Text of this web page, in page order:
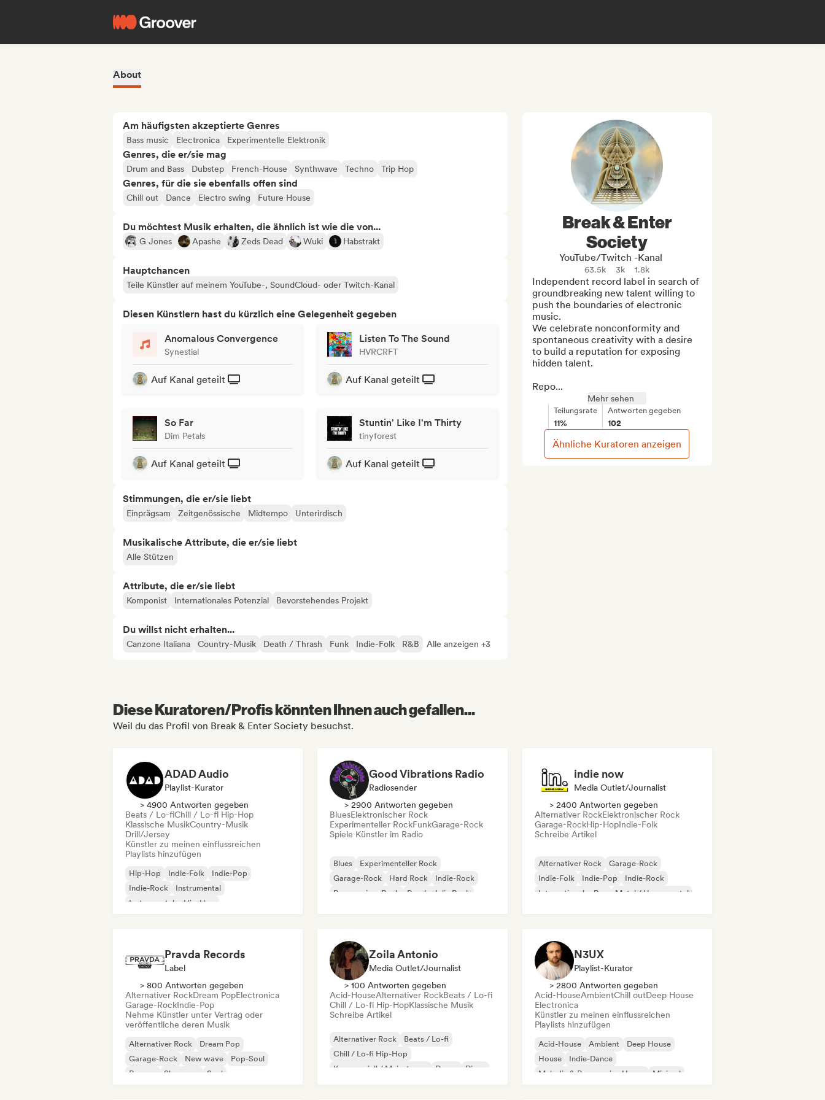
About
Am häufigsten akzeptierte Genres
Bass music Electronica Experimentelle Elektronik
Genres, die er/sie mag
Drum and Bass Dubstep French-House Synthwave Techno Trip Hop
Genres, für die sie ebenfalls offen sind
Chill out Dance Electro swing Future House
Du möchtest Musik erhalten, die ähnlich ist wie die von...
G Jones Apashe Zeds Dead Wuki Habstrakt
Hauptchancen
Teile Künstler auf meinem YouTube-, SoundCloud- oder Twitch-Kanal
Diesen Künstlern hast du kürzlich eine Gelegenheit gegeben
Anomalous Convergence
Synestial
Auf Kanal geteilt
Listen To The Sound
HVRCRFT
Auf Kanal geteilt
So Far
Dim Petals
Auf Kanal geteilt
Stuntin' Like I'm Thirty
tinyforest
Auf Kanal geteilt
Stimmungen, die er/sie liebt
Einprägsam Zeitgenössische Midtempo Unterirdisch
Musikalische Attribute, die er/sie liebt
Alle Stützen
Attribute, die er/sie liebt
Komponist Internationales Potenzial Bevorstehendes Projekt
Du willst nicht erhalten...
Canzone Italiana Country-Musik Death / Thrash Funk Indie-Folk R&B Alle anzeigen +3
Break & Enter
Society
YouTube/Twitch -Kanal
63.5k 3k 1.8k
Independent record label in search of
groundbreaking new talent willing to
push the boundaries of electronic
music.
We celebrate nonconformity and
spontaneous creativity with a desire
to build a reputation for exposing
hidden talent.
Repo...
Mehr sehen
Teilungsrate
11%
Antworten gegeben
102
Ähnliche Kuratoren anzeigen
Diese Kuratoren/Profis könnten Ihnen auch gefallen...
Weil du das Profil von Break & Enter Society besuchst.
ADAD Audio
Playlist-Kurator
> 4900 Antworten gegeben
Beats / Lo-fiChill / Lo-fi Hip-Hop
Klassische MusikCountry-Musik
Drill/Jersey
Künstler zu meinen einflussreichen
Playlists hinzufügen
Hip-Hop Indie-Folk
Indie-Pop
Indie-Rock
Instrumental
Instrumentaler Hip-Hop
Good Vibrations Radio
Radiosender
> 2900 Antworten gegeben
BluesElektronischer Rock
Experimenteller RockFunkGarage-Rock
Spiele Künstler im Radio
Blues
Experimenteller Rock
Garage-Rock
Hard Rock
Indie-Rock
Progressiver Rock
Psychedelic Rock
indie now
Media Outlet/Journalist
> 2400 Antworten gegeben
Alternativer RockElektronischer Rock
Garage-RockHip-HopIndie-Folk
Schreibe Artikel
Alternativer Rock
Garage-Rock
Indie-Folk
Indie-Pop
Indie-Rock
Internationaler Rap
Metal / Heavy metal
Pravda Records
Label
> 800 Antworten gegeben
Alternativer RockDream PopElectronica
Garage-RockIndie-Pop
Nehme Künstler unter Vertrag oder
veröffentliche deren Musik
Alternativer Rock
Dream Pop
Garage-Rock
New wave
Pop-Soul
Reggae
Shoegaze Soul
Zoila Antonio
Media Outlet/Journalist
> 100 Antworten gegeben
Acid-HouseAlternativer RockBeats / Lo-fi
Chill / Lo-fi Hip-HopKlassische Musik
Schreibe Artikel
Alternativer Rock
Beats / Lo-fi
Chill / Lo-fi Hip-Hop
Kommerziell / Mainstream
Dance
Disco
N3UX
Playlist-Kurator
> 2800 Antworten gegeben
Acid-HouseAmbientChill outDeep House
Electronica
Künstler zu meinen einflussreichen
Playlists hinzufügen
Acid-House Ambient
Deep House
House
Indie-Dance
Melodic & Progressive House
Minimal